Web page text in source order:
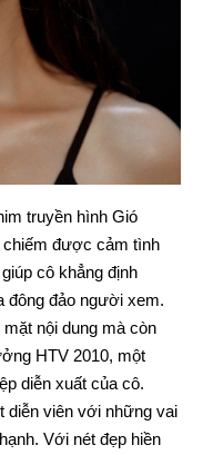
truyền hình Gió
được cảm tình
cô khẳng định
đông đảo người xem.
nội dung mà còn
HTV 2010, một
diễn xuất của cô.
diễn viên với những vai
Với nét đẹp hiền